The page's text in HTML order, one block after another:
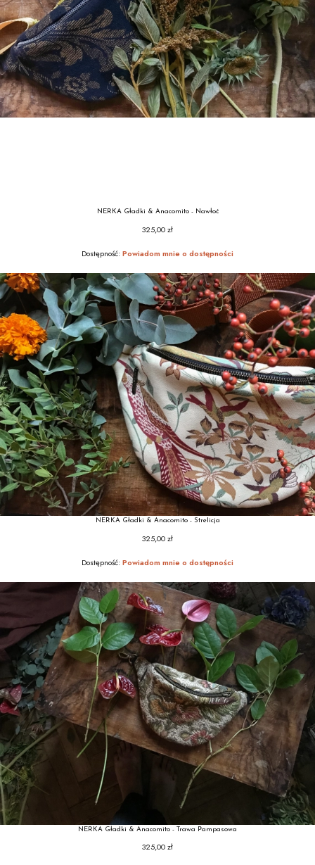
NERKA Gładki & Anacomito - Nawłoć
Cena
325,00 zł
Dostępność: Powiadom mnie o dostępności
NERKA Gładki & Anacomito - Strelicja
Cena
325,00 zł
Dostępność: Powiadom mnie o dostępności
NERKA Gładki & Anacomito - Trawa Pampasowa
Cena
325,00 zł